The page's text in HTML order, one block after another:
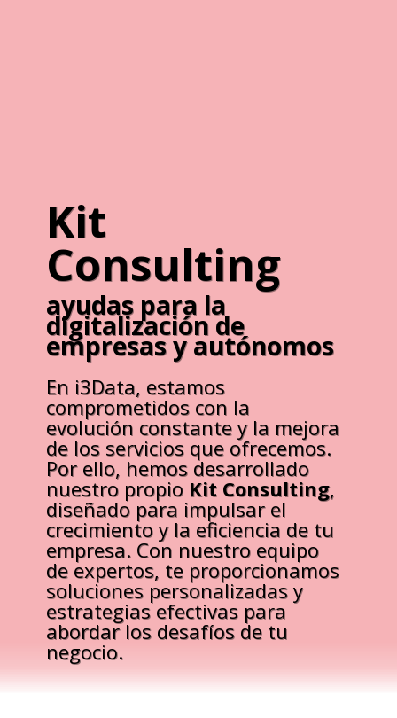
Kit
Consulting
ayudas para la
digitalización de
empresas y autónomos
En i3Data, estamos
comprometidos con la
evolución constante y la mejora
de los servicios que ofrecemos.
Por ello, hemos desarrollado
nuestro propio Kit Consulting,
diseñado para impulsar el
crecimiento y la eficiencia de tu
empresa. Con nuestro equipo
de expertos, te proporcionamos
soluciones personalizadas y
estrategias efectivas para
abordar los desafíos de tu
negocio.